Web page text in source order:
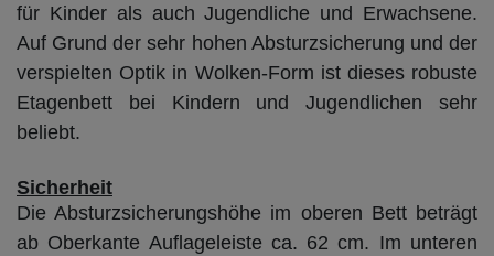
für Kinder als auch Jugendliche und Erwachsene.
Auf Grund der sehr hohen Absturzsicherung und der
verspielten Optik in Wolken-Form ist dieses robuste
Etagenbett bei Kindern und Jugendlichen sehr
beliebt.
Sicherheit
Die Absturzsicherungshöhe im oberen Bett beträgt
ab Oberkante Auflageleiste ca. 62 cm. Im unteren